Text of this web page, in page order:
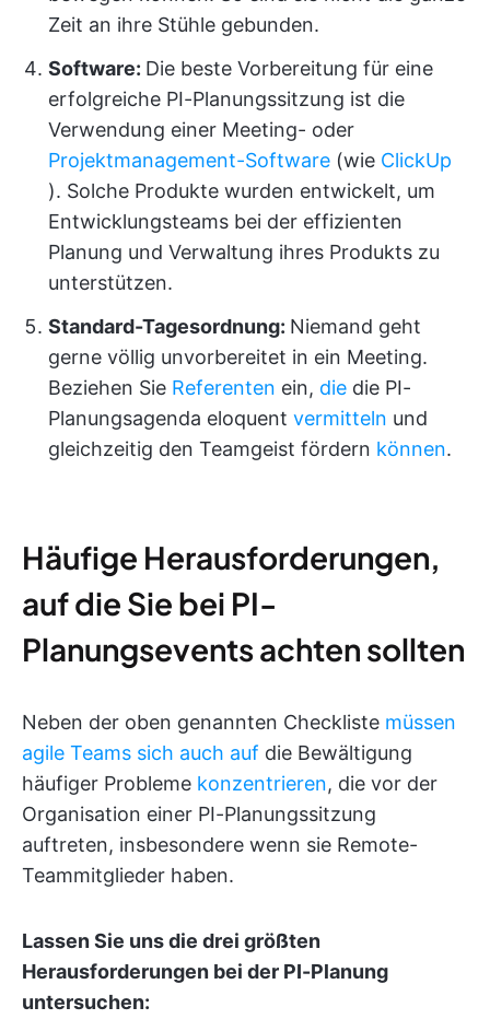
Zeit an ihre Stühle gebunden.
Software: Die beste Vorbereitung für eine
erfolgreiche PI-Planungssitzung ist die
Verwendung einer Meeting- oder
Projektmanagement-Software (wie ClickUp
). Solche Produkte wurden entwickelt, um
Entwicklungsteams bei der effizienten
Planung und Verwaltung ihres Produkts zu
unterstützen.
Standard-Tagesordnung: Niemand geht
gerne völlig unvorbereitet in ein Meeting.
Beziehen Sie Referenten ein, die die PI-
Planungsagenda eloquent vermitteln und
gleichzeitig den Teamgeist fördern können.
Häufige Herausforderungen,
auf die Sie bei PI-
Planungsevents achten sollten
Neben der oben genannten Checkliste müssen
agile Teams sich auch auf die Bewältigung
häufiger Probleme konzentrieren, die vor der
Organisation einer PI-Planungssitzung
auftreten, insbesondere wenn sie Remote-
Teammitglieder haben.
Lassen Sie uns die drei größten
Herausforderungen bei der PI-Planung
untersuchen: